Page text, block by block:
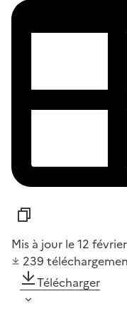
Mis à jour le 12
239
Télécharger